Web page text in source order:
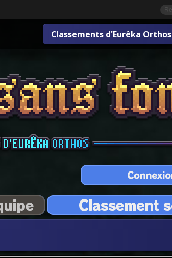
Classements d'Eurêka Orthos